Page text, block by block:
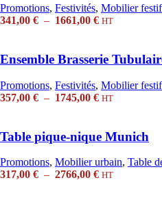
Promotions, Festivités, Mobilier festif
341,00 € – 1661,00 €Plage
341,00 €
à
1661,00 €
HT
Ensemble Brasserie
Promotions, Festivités, Mobilier festif
357,00 € – 1745,00 €Plage
357,00 €
à
1745,00 €
HT
Table pique-nique Munich
Promotions, Mobilier urbain, Table
317,00 € – 2766,00 €Plage
HT